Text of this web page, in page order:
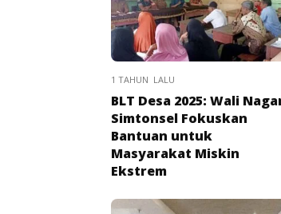
1 TAHUN LALU
BLT Desa 2025: Wali
Simtonsel Fokuskan
Bantuan untuk
Masyarakat Miskin
Ekstrem